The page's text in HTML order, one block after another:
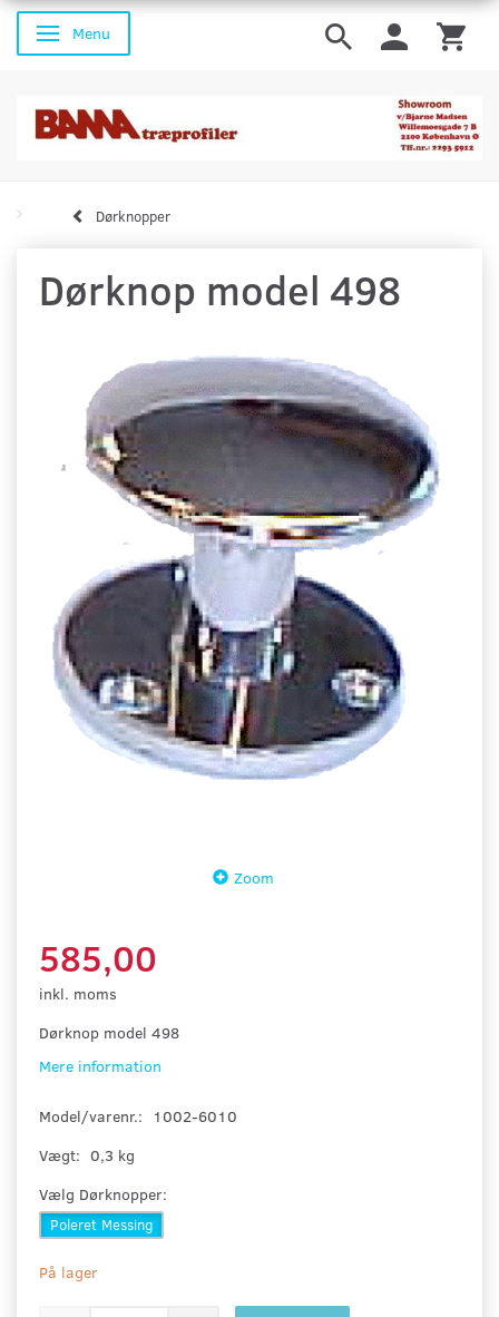
Skifte navigation
Menu
Dørknopper
Dørknop model 498
Zoom
585,00
inkl. moms
Dørknop model 498
Mere information
Model/varenr.:
1002-6010
Vægt: 0,3 kg
Vælg Dørknopper:
Poleret Messing
På lager